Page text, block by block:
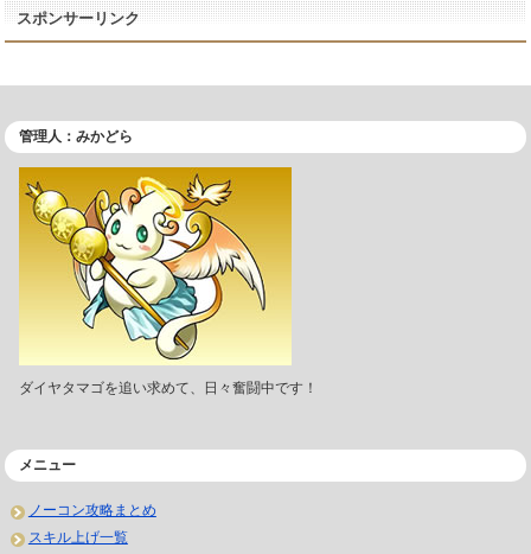
スポンサーリンク
管理人：みかどら
ダイヤタマゴを追い求めて、日々奮闘中です！
メニュー
ノーコン攻略まとめ
スキル上げ一覧